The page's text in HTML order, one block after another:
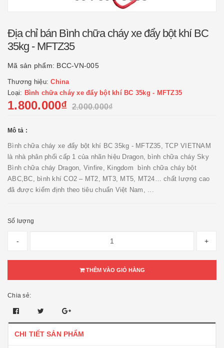
Địa chỉ bán Bình chữa cháy xe đẩy bột khí BC
35kg - MFTZ35
Mã sản phẩm: BCC-VN-005
Thương hiệu:China
Loại: Bình chữa cháy xe đẩy bột khí BC 35kg - MFTZ35
1.800.000₫ 2.000.000₫
Mô tả :
Bình chữa cháy xe đẩy bột khí BC 35kg - MFTZ35, TCP VIETNAM
là nhà phân phối cấp 1 của nhãn hiệu Dragon, bình chữa cháy Sky
Bình chữa cháy Dragon, Vinfire, Kingdom bình chữa cháy bột
ABC,BC, bình khí CO2 – MT2, MT3, MT5, MT24… chất lượng cao
đã được kiểm định theo tiêu chuẩn Việt Nam, ...
Số lượng
- +
THÊM VÀO GIỎ HÀNG
Chia sẻ:
CHI TIẾT SẢN PHẨM